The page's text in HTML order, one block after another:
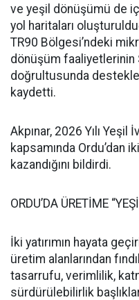
ve yeşil dönüşümü de
yol haritaları
TR90 Bölgesi’ndeki
dönüşüm
doğrultusunda
kaydetti.
Akpınar, 2026 Yılı
kapsamında Ordu’dan
kazandığını bildirdi.
ORDU’DA ÜRETİME
İki yatırımın hayata
üretim alanlarından
tasarrufu, verimlilik,
sürdürülebilirlik